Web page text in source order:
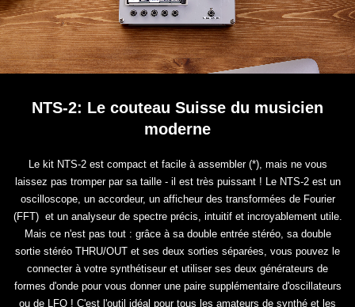
NTS-2: Le couteau Suisse du musicien
moderne
Le kit NTS-2 est compact et facile à assembler (*), mais ne vous
laissez pas tromper par sa taille - il est très puissant ! Le NTS-2 est un
oscilloscope, un accordeur, un afficheur des transformées de Fourier
(FFT) et un analyseur de spectre précis, intuitif et incroyablement utile.
Mais ce n'est pas tout : grâce à sa double entrée stéréo, sa double
sortie stéréo THRU/OUT et ses deux sorties séparées, vous pouvez le
connecter à votre synthétiseur et utiliser ses deux générateurs de
formes d'onde pour vous donner une paire supplémentaire d'oscillateurs
ou de LFO ! C'est l'outil idéal pour tous les amateurs de synthé et les